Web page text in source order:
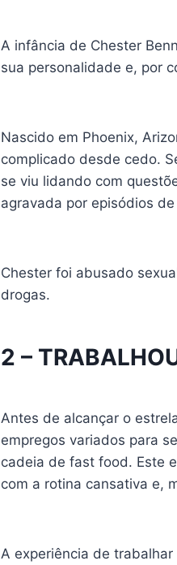
A infância de Chester
sua personalidade e, por
Nascido em Phoenix,
complicado desde cedo.
se viu lidando com
agravada por episódios
Chester foi abusado
drogas.
2 –
Antes de alcançar o
empregos variados para
cadeia de fast food. Este
com a rotina cansativa e,
A experiência de